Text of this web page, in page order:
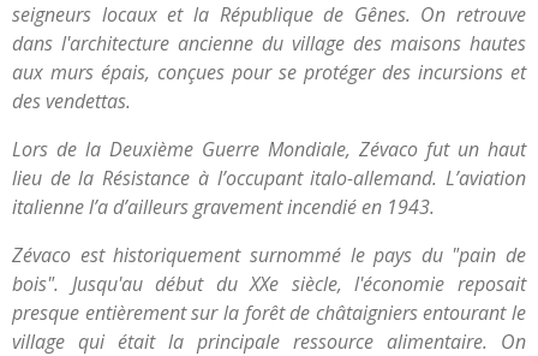
seigneurs locaux et la République de Gênes. On retrouve
dans l'architecture ancienne du village des maisons hautes
aux murs épais, conçues pour se protéger des incursions et
des vendettas.
Lors de la Deuxième Guerre Mondiale, Zévaco fut un haut
lieu de la Résistance à l’occupant italo-allemand. L’aviation
italienne l’a d’ailleurs gravement incendié en 1943.
Zévaco est historiquement surnommé le pays du "pain de
bois". Jusqu'au début du XXe siècle, l'économie reposait
presque entièrement sur la forêt de châtaigniers entourant le
village qui était la principale ressource alimentaire. On